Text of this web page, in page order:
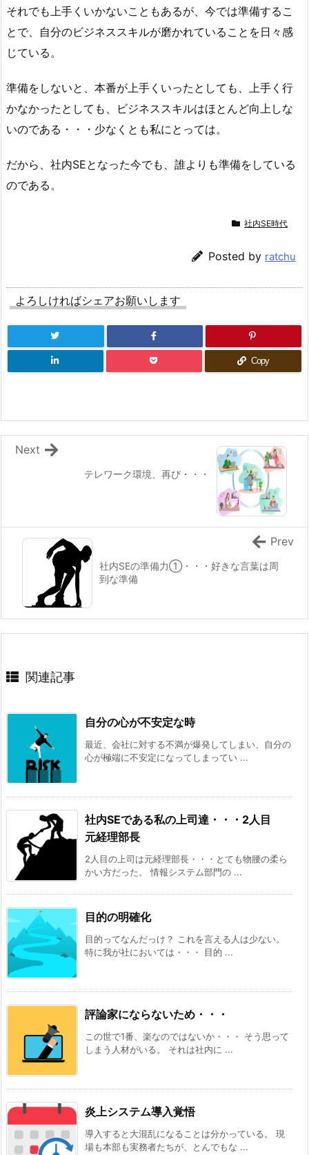
それでも上手くいかないこともあるが、今では準備するこ
とで、自分のビジネススキルが磨かれていることを日々感
じている。
準備をしないと、本番が上手くいったとしても、上手く行
かなかったとしても、ビジネススキルはほとんど向上しな
いのである・・・少なくとも私にとっては。
だから、社内SEとなった今でも、誰よりも準備をしている
のである。
社内SE時代
Posted by ratchu
よろしければシェアお願いします
Copy
テレワーク環境、再び・・・
Next
社内SEの準備力①・・・好きな言葉は周
到な準備
Prev
関連記事
自分の心が不安定な時
最近、会社に対する不満が爆発してしまい、自分の
心が極端に不安定になってしまってい ...
社内SEである私の上司達・・・2人目
元経理部長
2人目の上司は元経理部長・・・とても物腰の柔ら
かい方だった。 情報システム部門の ...
目的の明確化
目的ってなんだっけ？ これを言える人は少ない。
特に我が社においては・・・ 目的 ...
評論家にならないため・・・
この世で1番、楽なのではないか・・・ そう思って
しまう人材がいる。 それは社内に ...
炎上システム導入覚悟
導入すると大混乱になることは分かっている。 現
場も本部も実務者たちが、とんでもな ...